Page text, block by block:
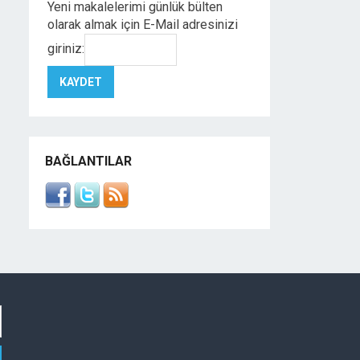
Yeni makalelerimi günlük bülten
olarak almak için E-Mail adresinizi
giriniz:
BAĞLANTILAR